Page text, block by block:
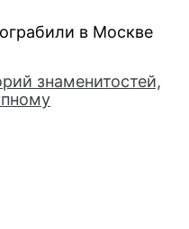
в Москве
знаменитостей,